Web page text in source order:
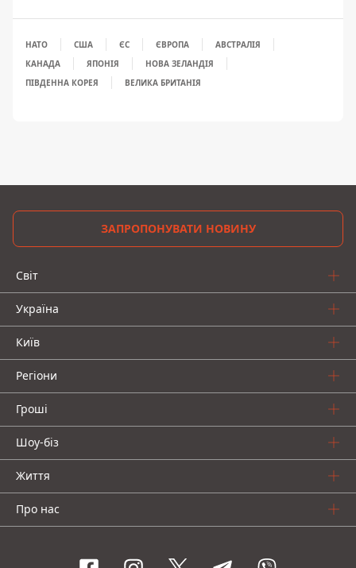
НАТО США ЄС ЄВРОПА
АВСТРАЛІЯ
КАНАДА
ЯПОНІЯ
НОВА ЗЕЛАНДІЯ
ПІВДЕННА КОРЕЯ
ВЕЛИКА БРИТАНІЯ
ЗАПРОПОНУВАТИ НОВИНУ
Світ
Україна
Київ
Регіони
Гроші
Шоу-біз
Життя
Про нас